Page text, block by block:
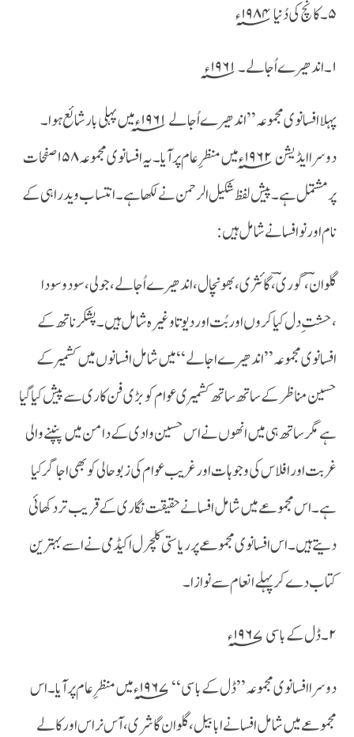
۵۔کانچ کی دُنیا ۱۹۸۴؁ء
۱۔اندھیرے اُجالے ۔ ۱۹۶۱؁ء
پہلا افسانوی مجموعہ ’’اندھیرے اُجالے۱۹۶۱؁ء میں پہلی بار شائع ہوا ۔
دوسرا ایڈیشن ۱۹۶۲؁ء میں منظر ِ عام پر آیا۔یہ افسانوی مجموعہ ۱۵۸ صفحات
پر مشتمل ہے ۔پیش لفظ شکیل الرحمن نے لکھا ہے ۔ انتساب وید راہی کے
نام اور نو افسانے شامل ہیں :
گلوان ؔ ،گوریؔ،گائثری ، بھونچال ،اندھیرے اُجالے ،جولی ،سود و سودا
،حشت ِ دل کیا کروں اور بُت اور دیوتا وغیرہ شامل ہیں ۔پشکر ناتھ کے
افسانوی مجموعہ ’’اندھیرے اجالے‘‘ میں شامل افسانوں میں کشمیر کے
حسین مناظر کے ساتھ ساتھ کشمیری عوام کو بڑی فن کاری سے پیش کیا گیا
ہے مگر ساتھ ہی میں انھوں نے اس حسین وادی کے دامن میں پنپنے والی
غربت اور افلاس کی وجوہات اور غریب عوام کی زبو حالی کو بھی اجاگر کیا
ہے ۔اس مجموعے میں شامل افسانے حقیقت نگاری کے قریب تر دکھائی
دیتے ہیں ۔اس افسانوی مجموعے پر ریاستی کلچرل اکیڈمی نے اسے بہترین
کتاب دے کر پہلے انعام سے نوازا ۔
۲۔ڈل کے باسی ۱۹۶۷؁ ء
دوسر اافسانوی مجموعہ ’’ڈل کے باسی‘‘ ۱۹۶۷؁ء میں منظر ِ عام پر آیا ۔اس
مجموعے میں شامل افسانے ابابیل ،گلوان گاشری ،آس نراس اور کالے